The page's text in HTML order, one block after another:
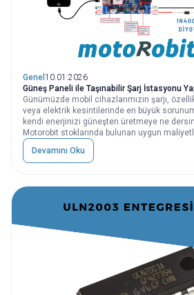
Genel 10.01.2026
Güneş Paneli ile Taşınabilir Şarj İstasyonu
Günümüzde mobil cihazlarımızın şarjı,
veya elektrik kesintilerinde en büyük
kendi enerjinizi güneşten üretmeye ne
Motorobit stoklarında bulunan uygun
telefonunuzu veya powerbank’inizi şarj
güneş enerjili şarj istasyonu yapacağız.
Devamını Oku